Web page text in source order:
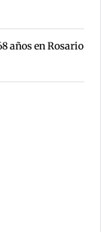
años en Rosario